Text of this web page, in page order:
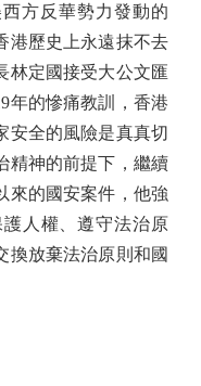
方反華勢力發動的
港歷史上永遠抹不去
林定國接受大公文匯
年的慘痛教訓，香港
安全的風險是真真切
精神的前提下，繼續
來的國安案件，他強
人權、遵守法治原
換放棄法治原則和國